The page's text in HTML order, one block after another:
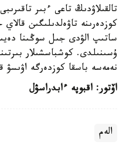
تالقىلاۋدىڭ تاعى ءبىر
كوزدەرىنە تاۋەلدىلىگىن
ساتىپ الۋدى جىل سوڭىنا
ۇسىنىلدى. كوشباسشىلار
نەمەسە باسقا كوزدەرگە
اۆتور: اقبوپە ءابدراسۋل
الەم